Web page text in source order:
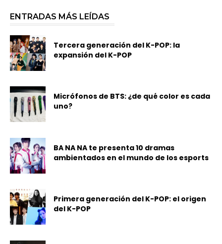
ENTRADAS MÁS LEÍDAS
Tercera generación del K-POP: la
expansión del K-POP
Micrófonos de BTS: ¿de qué color es cada
uno?
BA NA NA te presenta 10 dramas
ambientados en el mundo de los esports
Primera generación del K-POP: el origen
del K-POP